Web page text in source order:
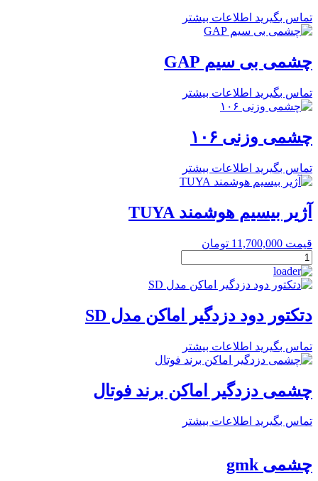
تماس بگیرید اطلاعات بیشتر
چشمی بی سیم GAP
تماس بگیرید اطلاعات بیشتر
چشمی وزنی ۱۰۶
تماس بگیرید اطلاعات بیشتر
آژیر بیسیم هوشمند TUYA
قیمت 11,700,000 تومان
آژیر
بیسیم
هوشمند
عدد
دتکتور دود دزدگیر اماکن مدل SD
تماس بگیرید اطلاعات بیشتر
چشمی دزدگیر اماکن برند فوتال
تماس بگیرید اطلاعات بیشتر
چشمی gmk